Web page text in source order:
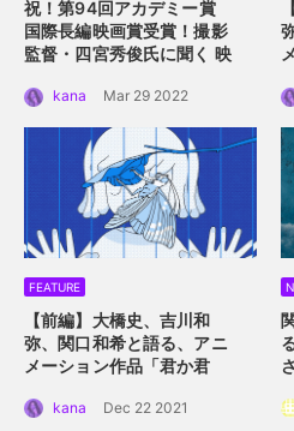
祝！第94回アカデミー賞
国際長編映画賞受賞！撮影
監督・四宮秀俊氏に聞く 映
ー」におけるロケーション
kana Mar 29 2022
FEATURE
【前編】大橋史、吉川和
弥、関口和希と語る、アニ
メーション作品「君か君
ーデザインと感情移入させ
kana Dec 22 2021